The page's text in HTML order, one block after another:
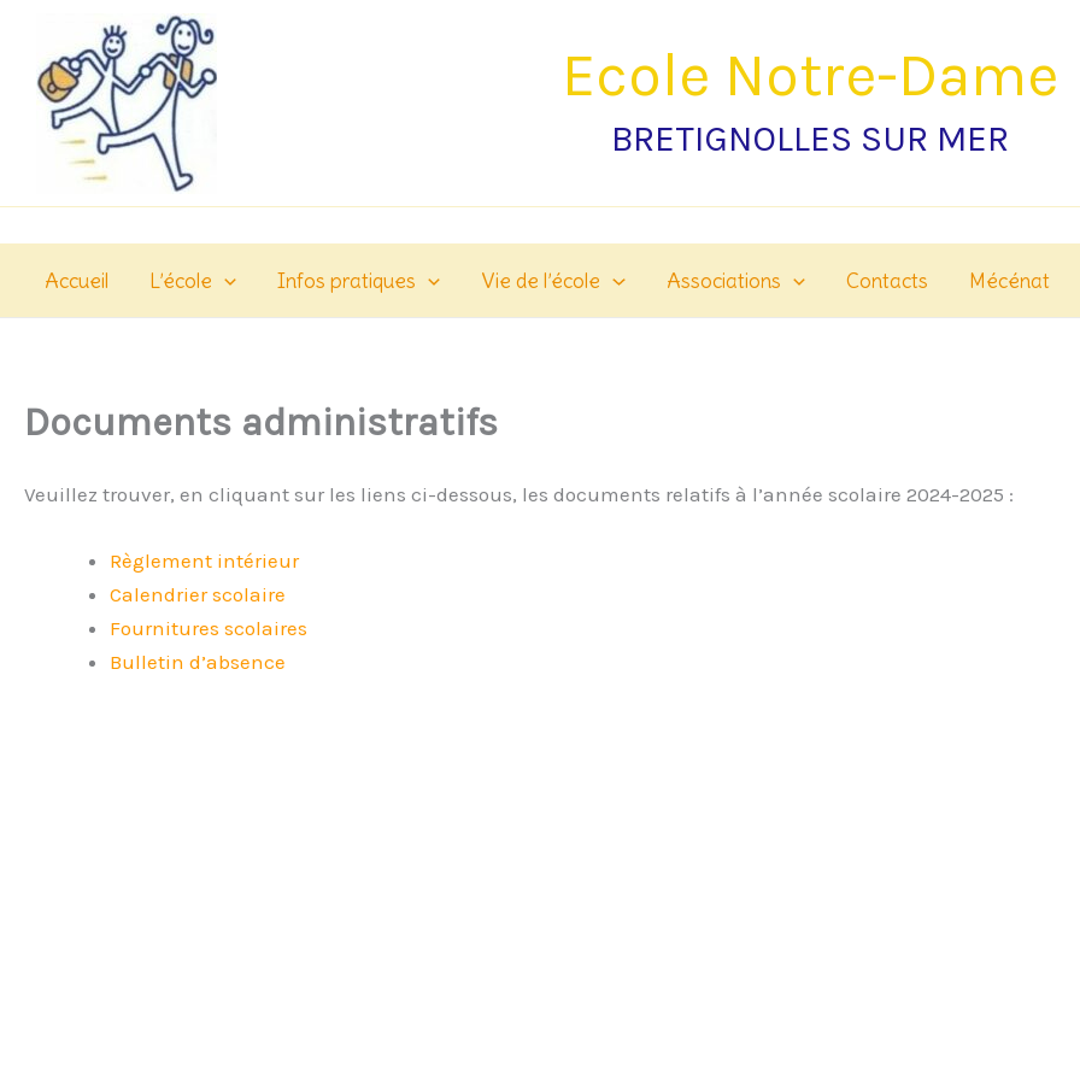
contenu
Ecole Notre-Dame
BRETIGNOLLES SUR MER
Accueil L’école Infos pratiques Vie de l’école Associations Contacts Mécénat
Documents administratifs
Veuillez trouver, en cliquant sur les liens ci-dessous, les documents relatifs à l’année scolaire 2024-2025 :
Règlement intérieur
Calendrier scolaire
Fournitures scolaires
Bulletin d’absence